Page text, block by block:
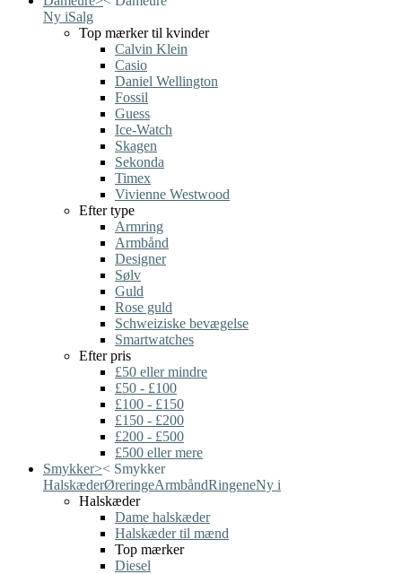
Ny iSalg
Top mærker til kvinder
Calvin Klein
Casio
Daniel Wellington
Fossil
Guess
Ice-Watch
Skagen
Sekonda
Timex
Vivienne Westwood
Efter type
Armring
Armbånd
Designer
Sølv
Guld
Rose guld
Schweiziske bevægelse
Smartwatches
Efter pris
£50 eller mindre
£50 - £100
£100 - £150
£150 - £200
£200 - £500
£500 eller mere
Smykker>< Smykker
HalskæderØreringeArmbåndRingeneNy i
Halskæder
Dame halskæder
Halskæder til mænd
Top mærker
Diesel